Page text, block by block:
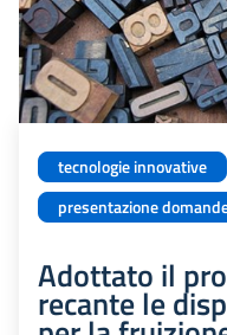
tecnologie innovative
presentazione
Adottato il
recante le